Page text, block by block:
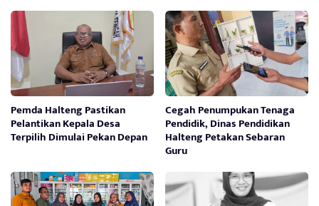
Pemda Halteng Pastikan
Pelantikan Kepala Desa
Terpilih Dimulai Pekan Depan
Cegah Penumpukan Tenaga
Pendidik, Dinas Pendidikan
Halteng Petakan Sebaran
Guru